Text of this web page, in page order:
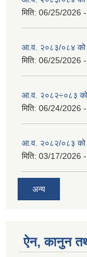
मिति: 06/25/2026
आ.व. २०८३/०८४ को
मिति: 06/25/2026
आ.व. २०८२÷०८३ को
मिति: 06/24/2026
आ.व. २०८२/०८३ को
मिति: 03/17/2026
अन्य
ऐन, कानुन